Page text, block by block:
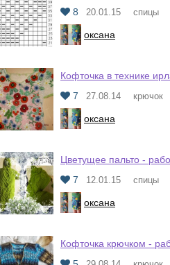
8
20.01.15 спицы
оксана
Кофточка в технике
7
27.08.14 крючок
оксана
Цветущее пальто -
7
12.01.15 спицы
оксана
Кофточка крючком -